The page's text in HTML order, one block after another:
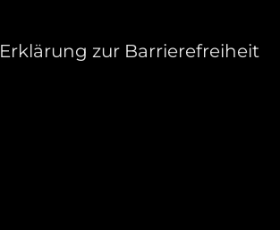
Erklärung zur Barrierefreiheit